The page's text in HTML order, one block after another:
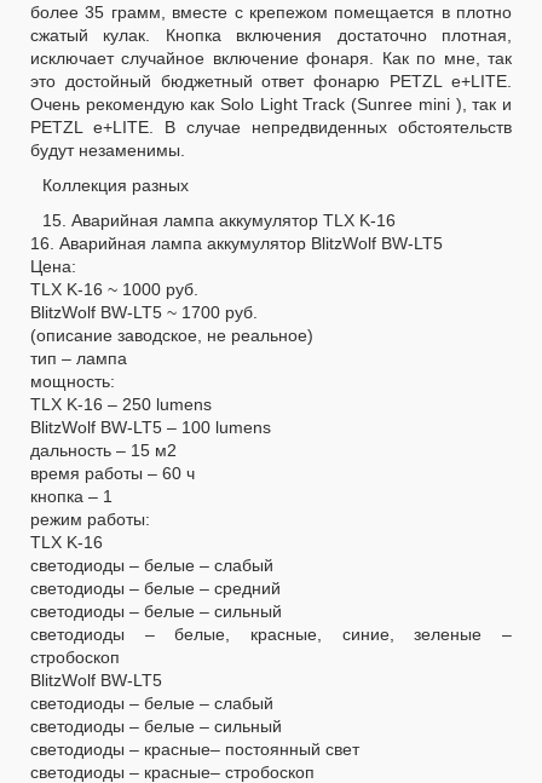
более 35 грамм, вместе с крепежом помещается в плотно
сжатый кулак. Кнопка включения достаточно плотная,
исключает случайное включение фонаря. Как по мне, так
это достойный бюджетный ответ фонарю PETZL e+LITE.
Очень рекомендую как Solo Light Track (Sunree mini ), так и
PETZL e+LITE. В случае непредвиденных обстоятельств
будут незаменимы.
Коллекция разных
15. Аварийная лампа аккумулятор TLX K-16
16. Аварийная лампа аккумулятор BlitzWolf BW-LT5
Цена:
TLX K-16 ~ 1000 руб.
BlitzWolf BW-LT5 ~ 1700 руб.
(описание заводское, не реальное)
тип – лампа
мощность:
TLX K-16 – 250 lumens
BlitzWolf BW-LT5 – 100 lumens
дальность – 15 м2
время работы – 60 ч
кнопка – 1
режим работы:
TLX K-16
светодиоды – белые – слабый
светодиоды – белые – средний
светодиоды – белые – сильный
светодиоды – белые, красные, синие, зеленые –
стробоскоп
BlitzWolf BW-LT5
светодиоды – белые – слабый
светодиоды – белые – сильный
светодиоды – красные– постоянный свет
светодиоды – красные– стробоскоп